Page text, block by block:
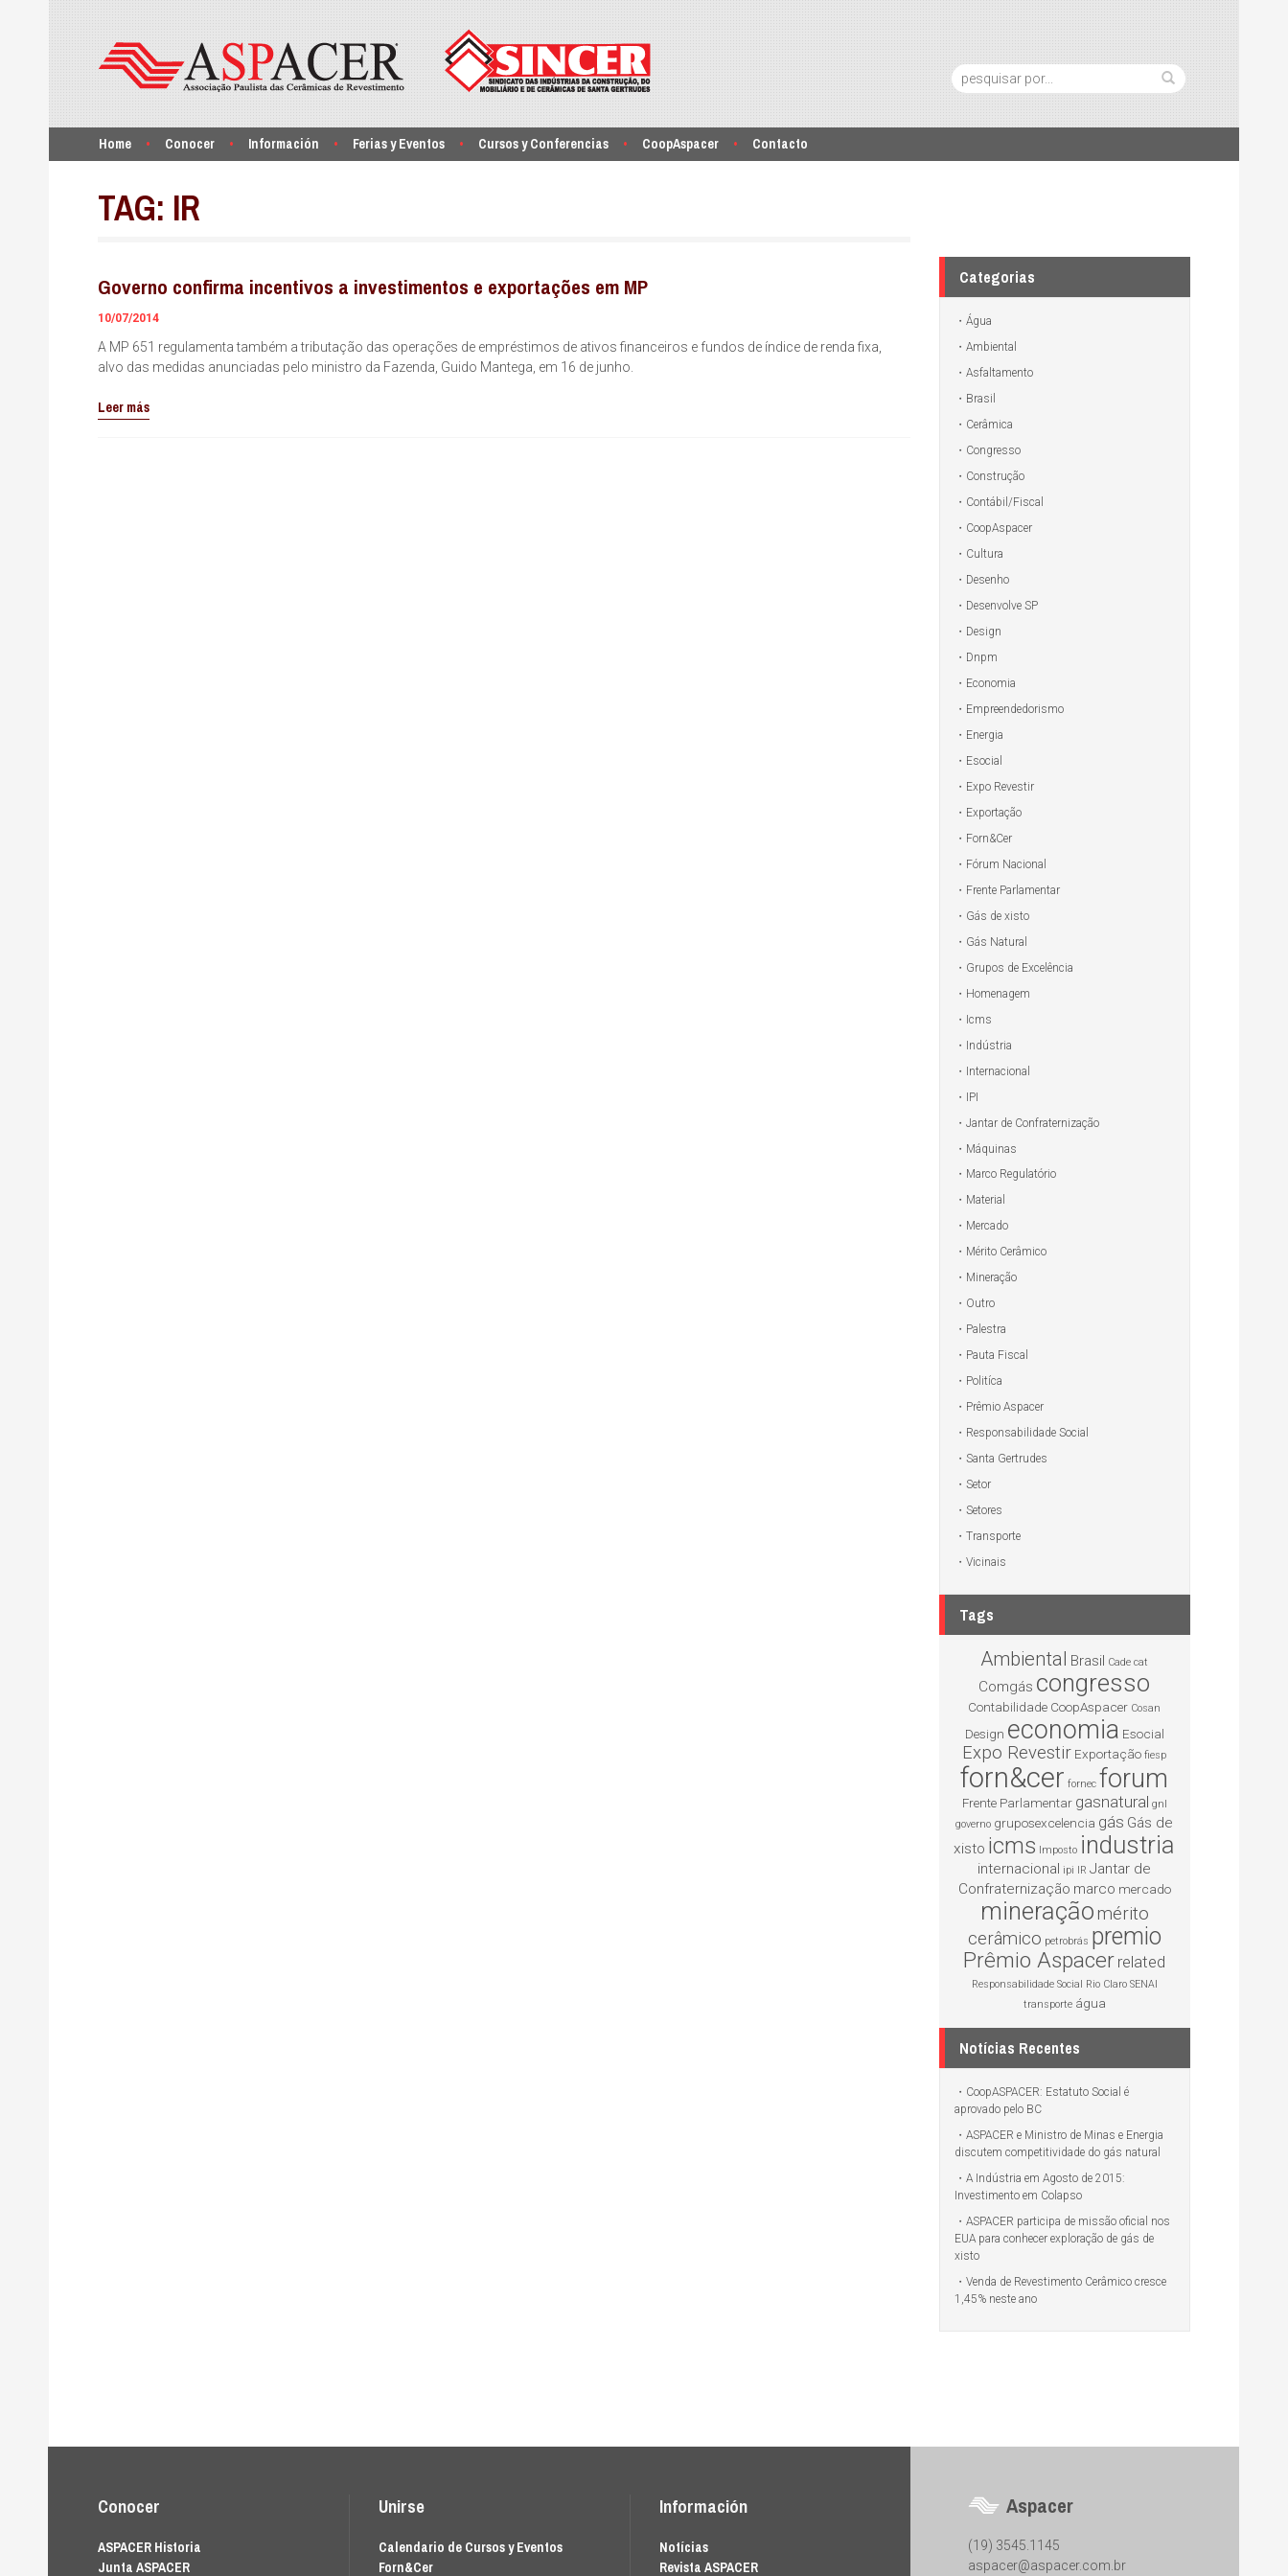
Home Conocer Información Ferias y Eventos Cursos y Conferencias CoopAspacer Contacto
Pesquisa:
TAG: IR
Governo confirma incentivos a investimentos e exportações em MP
10/07/2014
A MP 651 regulamenta também a tributação das operações de empréstimos de ativos financeiros e fundos de índice de renda fixa,
alvo das medidas anunciadas pelo ministro da Fazenda, Guido Mantega, em 16 de junho.
Leer más
Categorias
Água
Ambiental
Asfaltamento
Brasil
Cerâmica
Congresso
Construção
Contábil/Fiscal
CoopAspacer
Cultura
Desenho
Desenvolve SP
Design
Dnpm
Economia
Empreendedorismo
Energia
Esocial
Expo Revestir
Exportação
Forn&Cer
Fórum Nacional
Frente Parlamentar
Gás de xisto
Gás Natural
Grupos de Excelência
Homenagem
Icms
Indústria
Internacional
IPI
Jantar de Confraternização
Máquinas
Marco Regulatório
Material
Mercado
Mérito Cerâmico
Mineração
Outro
Palestra
Pauta Fiscal
Politíca
Prêmio Aspacer
Responsabilidade Social
Santa Gertrudes
Setor
Setores
Transporte
Vicinais
Tags
Ambiental Brasil Cade cat
Comgás congresso
Contabilidade CoopAspacer Cosan
Design economia Esocial
Expo Revestir Exportação fiesp
forn&cer fornec forum
Frente Parlamentar gasnatural gnl
governo gruposexcelencia gás Gás de
xisto icms Imposto industria
internacional ipi IR Jantar de
Confraternização marco mercado
mineração mérito
cerâmico petrobrás premio
Prêmio Aspacer related
Responsabilidade Social Rio Claro SENAI
transporte água
Notícias Recentes
CoopASPACER: Estatuto Social é
aprovado pelo BC
ASPACER e Ministro de Minas e Energia
discutem competitividade do gás natural
A Indústria em Agosto de 2015:
Investimento em Colapso
ASPACER participa de missão oficial nos
EUA para conhecer exploração de gás de
xisto
Venda de Revestimento Cerâmico cresce
1,45% neste ano
Conocer
ASPACER Historia
Junta ASPACER
Unirse
Calendario de Cursos y Eventos
Forn&Cer
Información
Notícias
Revista ASPACER
Aspacer
(19) 3545.1145
aspacer@aspacer.com.br